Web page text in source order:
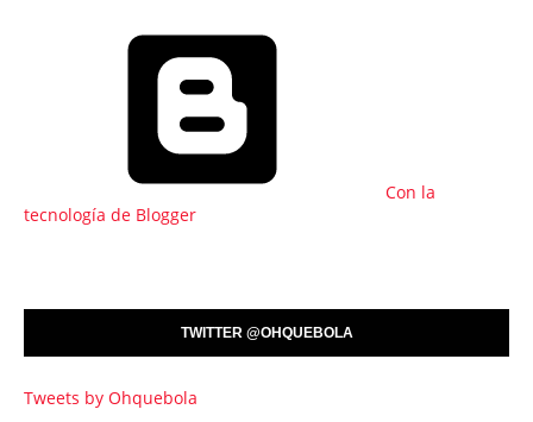
Con la
tecnología de Blogger
TWITTER @OHQUEBOLA
Tweets by Ohquebola